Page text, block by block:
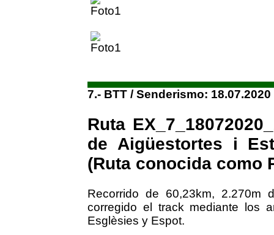
7.- BTT / Senderismo: 18.07.2020
Ruta
de Aigüestortes i
(Ruta conocida como
Recorrido de 60,23km, 2.270m
corregido el track mediante los
Esglèsies y Espot.